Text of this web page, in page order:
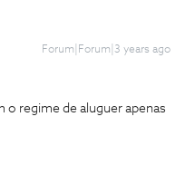
Forum|Forum|3 years ago
regime de aluguer apenas